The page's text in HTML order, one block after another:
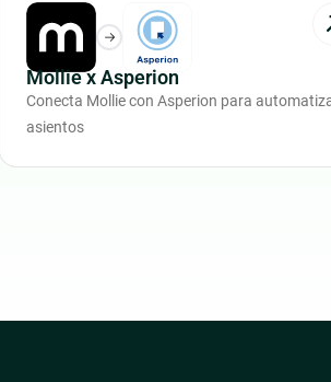
Mollie x Asperion
Conecta Mollie con Asperion para
asientos